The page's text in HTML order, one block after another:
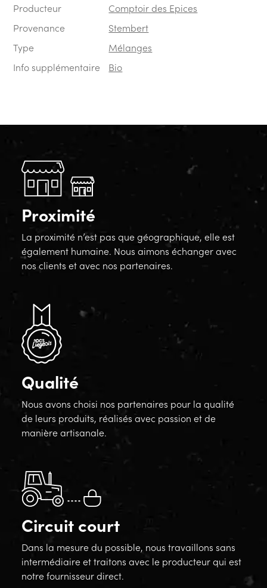
Producteur
Comptoir des Epices
Provenance
Stembert
Type
Mélanges
Info supplémentaire
Bio
Proximité
La proximité n’est pas que géographique, elle est
également humaine. Nous aimons échanger avec
nos clients et avec nos partenaires.
Qualité
Nous avons choisi nos partenaires pour la qualité
de leurs produits, réalisés avec passion et de
manière artisanale.
Circuit court
Dans la mesure du possible, nous travaillons sans
intermédiaire et traitons avec le producteur qui est
notre fournisseur direct.